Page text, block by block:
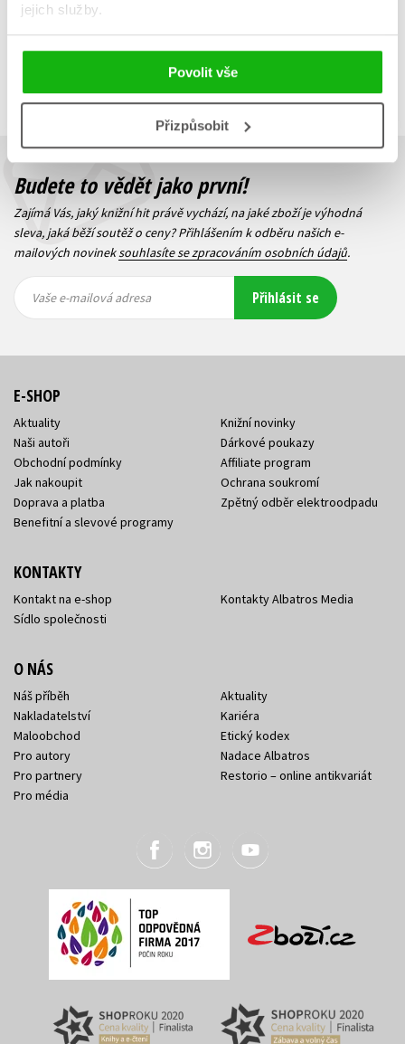
jejich služby.
Povolit vše
Přizpůsobit
Zobrazuji 1 až 1 z celkem 1 záznamů
Budete to vědět jako první!
Zajímá Vás, jaký knižní hit právě vychází, na jaké zboží je výhodná
sleva, jaká běží soutěž o ceny? Přihlášením k odběru našich e-
mailových novineksouhlasíte se zpracováním osobních údajů.
mailová
mailová
Vaše e-mailová adresa Přihlásit se
E-SHOP
Aktuality
Naši autoři
Obchodní podmínky
Jak nakoupit
Doprava a platba
Benefitní a slevové programy
Knižní novinky
Dárkové poukazy
Affiliate program
Ochrana soukromí
Zpětný odběr elektroodpadu
KONTAKTY
Kontakt na e-shop
Sídlo společnosti
Kontakty Albatros Media
O NÁS
Náš příběh
Nakladatelství
Maloobchod
Pro autory
Pro partnery
Pro média
Aktuality
Kariéra
Etický kodex
Nadace Albatros
Restorio – online antikvariát